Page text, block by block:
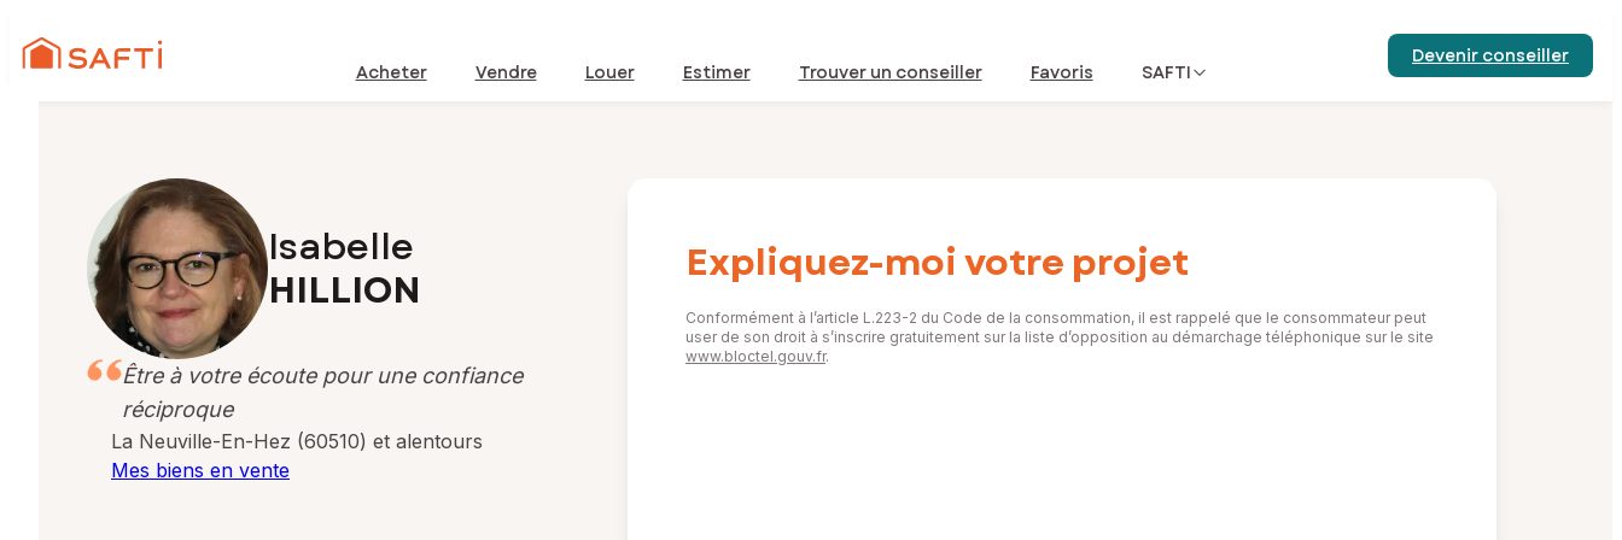
Acheter Vendre Louer Estimer Trouver un conseiller Favoris SAFTI
Devenir conseiller
Isabelle
HILLION
Être à votre écoute pour une confiance
réciproque
La Neuville-En-Hez (60510) et alentours
Mes biens en vente
Expliquez-moi votre projet
Conformément à l’article L.223-2 du Code de la consommation, il est rappelé que le consommateur peut
user de son droit à s’inscrire gratuitement sur la liste d’opposition au démarchage téléphonique sur le site
www.bloctel.gouv.fr.